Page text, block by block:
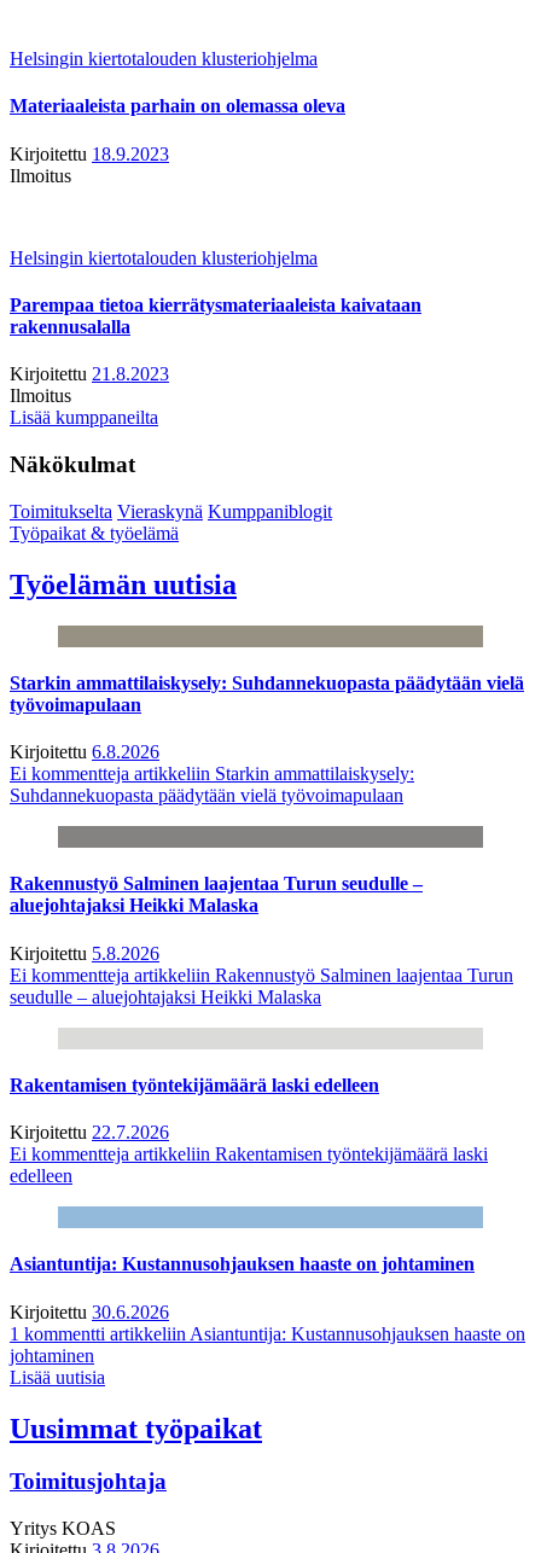
Helsingin kiertotalouden klusteriohjelma
Materiaaleista parhain on olemassa oleva
Kirjoitettu 18.9.2023
Ilmoitus
Helsingin kiertotalouden klusteriohjelma
Parempaa tietoa kierrätysmateriaaleista kaivataan
rakennusalalla
Kirjoitettu 21.8.2023
Ilmoitus
Lisää kumppaneilta
Näkökulmat
Toimitukselta Vieraskynä Kumppaniblogit
Työpaikat & työelämä
Työelämän uutisia
Starkin ammattilaiskysely: Suhdannekuopasta päädytään vielä
työvoimapulaan
Kirjoitettu 6.8.2026
Ei kommentteja artikkeliin Starkin ammattilaiskysely:
Suhdannekuopasta päädytään vielä työvoimapulaan
Rakennustyö Salminen laajentaa Turun seudulle –
aluejohtajaksi Heikki Malaska
Kirjoitettu 5.8.2026
Ei kommentteja artikkeliin Rakennustyö Salminen laajentaa Turun
seudulle – aluejohtajaksi Heikki Malaska
Rakentamisen työntekijämäärä laski edelleen
Kirjoitettu 22.7.2026
Ei kommentteja artikkeliin Rakentamisen työntekijämäärä laski
edelleen
Asiantuntija: Kustannusohjauksen haaste on johtaminen
Kirjoitettu 30.6.2026
1 kommentti artikkeliin Asiantuntija: Kustannusohjauksen haaste on
johtaminen
Lisää uutisia
Uusimmat työpaikat
Toimitusjohtaja
Yritys KOAS